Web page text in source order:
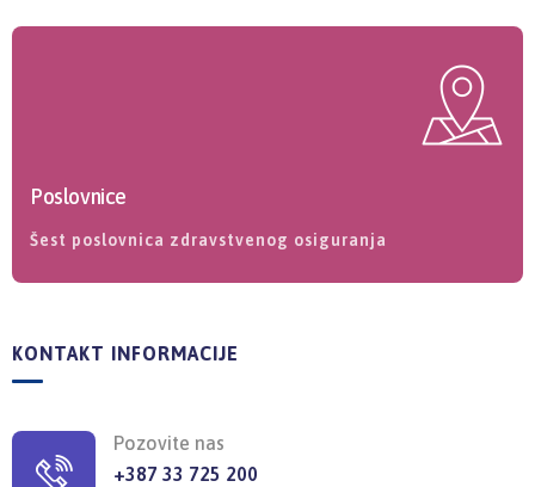
Poslovnice
Šest poslovnica zdravstvenog osiguranja
KONTAKT INFORMACIJE
Pozovite nas
+387 33 725 200